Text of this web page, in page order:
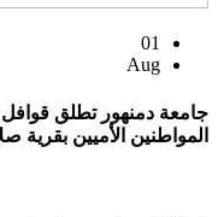
01
Aug
جامعة دمنهور تطلق قوافل
المواطنين الأميين بقرية